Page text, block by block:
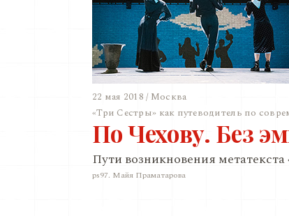
22 мая 2018 / Москва
«Три Сестры» как путеводитель по
По Чехову. Без
Пути возникновения метатекста
ps97. Майя Праматарова